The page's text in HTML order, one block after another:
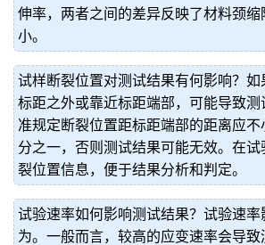
伸率，两者之间的差异反映了材料颈缩
小。
试样断裂位置对测试结果有何影响？如
标距之外或靠近标距端部，可能导致
准规定断裂位置距标距端部的距离应不
分之一，否则测试结果可能无效。在
裂位置信息，便于结果分析和判定。
试验速率如何影响测试结果？试验速
为。一般而言，较高的应变速率会导致